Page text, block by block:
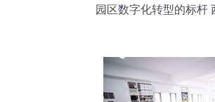
园区数字化转型的标杆